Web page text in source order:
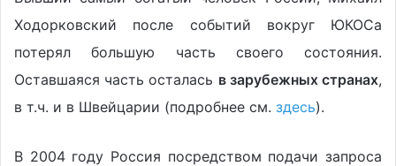
Ходорковский после событий вокруг ЮКОСа
потерял большую часть своего состояния.
Оставшаяся часть осталась в зарубежных странах,
в т.ч. и в Швейцарии (подробнее см. здесь).
В 2004 году Россия посредством подачи запроса